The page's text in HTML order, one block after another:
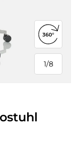
1/
von
8
360°-